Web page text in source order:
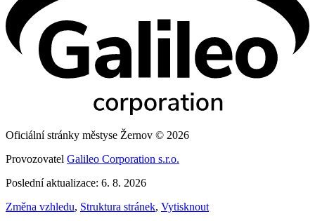
Oficiální stránky městyse Žernov © 2026
Provozovatel Galileo Corporation s.r.o.
Poslední aktualizace: 6. 8. 2026
Změna vzhledu, Struktura stránek, Vytisknout